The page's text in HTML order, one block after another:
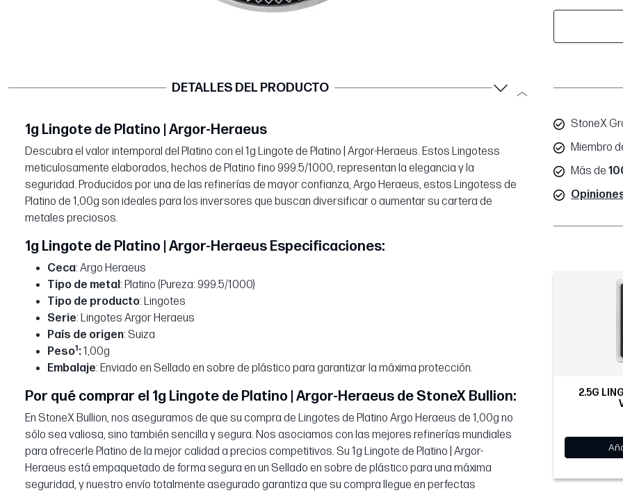
DETALLES DEL PRODUCTO
1g Lingote de Platino | Argor-Heraeus
Descubra el valor intemporal del Platino con el 1g Lingote de Platino | Argor-Heraeus. Estos Lingotess
meticulosamente elaborados, hechos de Platino fino 999.5/1000, representan la elegancia y la
seguridad. Producidos por una de las refinerías de mayor confianza, Argo Heraeus, estos Lingotess de
Platino de 1,00g son ideales para los inversores que buscan diversificar o aumentar su cartera de
metales preciosos.
1g Lingote de Platino | Argor-Heraeus Especificaciones:
Ceca: Argo Heraeus
Tipo de metal: Platino (Pureza: 999.5/1000)
Tipo de producto: Lingotes
Serie: Lingotes Argor Heraeus
País de origen: Suiza
Peso1:1,00g
Embalaje: Enviado en Sellado en sobre de plástico para garantizar la máxima protección.
Por qué comprar el 1g Lingote de Platino | Argor-Heraeus de StoneX Bullion:
En StoneX Bullion, nos aseguramos de que su compra de Lingotes de Platino Argo Heraeus de 1,00g no
sólo sea valiosa, sino también sencilla y segura. Nos asociamos con las mejores refinerías mundiales
para ofrecerle Platino de la mejor calidad a precios competitivos. Su 1g Lingote de Platino | Argor-
Heraeus está empaquetado de forma segura en un Sellado en sobre de plástico para una máxima
seguridad, y nuestro envío totalmente asegurado garantiza que su compra llegue en perfectas
StoneX
Miembro
Más de
2.5G